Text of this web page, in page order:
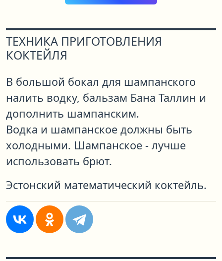
ТЕХНИКА ПРИГОТОВЛЕНИЯ
КОКТЕЙЛЯ
В большой бокал для шампанского
налить водку, бальзам Бана Таллин и
дополнить шампанским.
Водка и шампанское должны быть
холодными. Шампанское - лучше
использовать брют.
Эстонский математический коктейль.